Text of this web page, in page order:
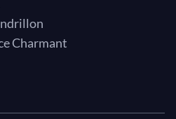
plus de vingt quartiers
chérie !
Charmant